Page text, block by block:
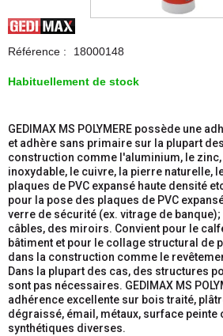
Référence : 18000148
Habituellement de stock
GEDIMAX MS POLYMERE possède une
et adhère sans primaire sur la plupart
construction comme l'aluminium, le
inoxydable, le cuivre, la pierre naturelle,
plaques de PVC expansé haute densité
pour la pose des plaques de PVC
verre de sécurité (ex. vitrage de
câbles, des miroirs. Convient pour le
bâtiment et pour le collage structural de
dans la construction comme le
Dans la plupart des cas, des structures
sont pas nécessaires. GEDIMAX MS
adhérence excellente sur bois traité,
dégraissé, émail, métaux, surface peinte
synthétiques diverses.